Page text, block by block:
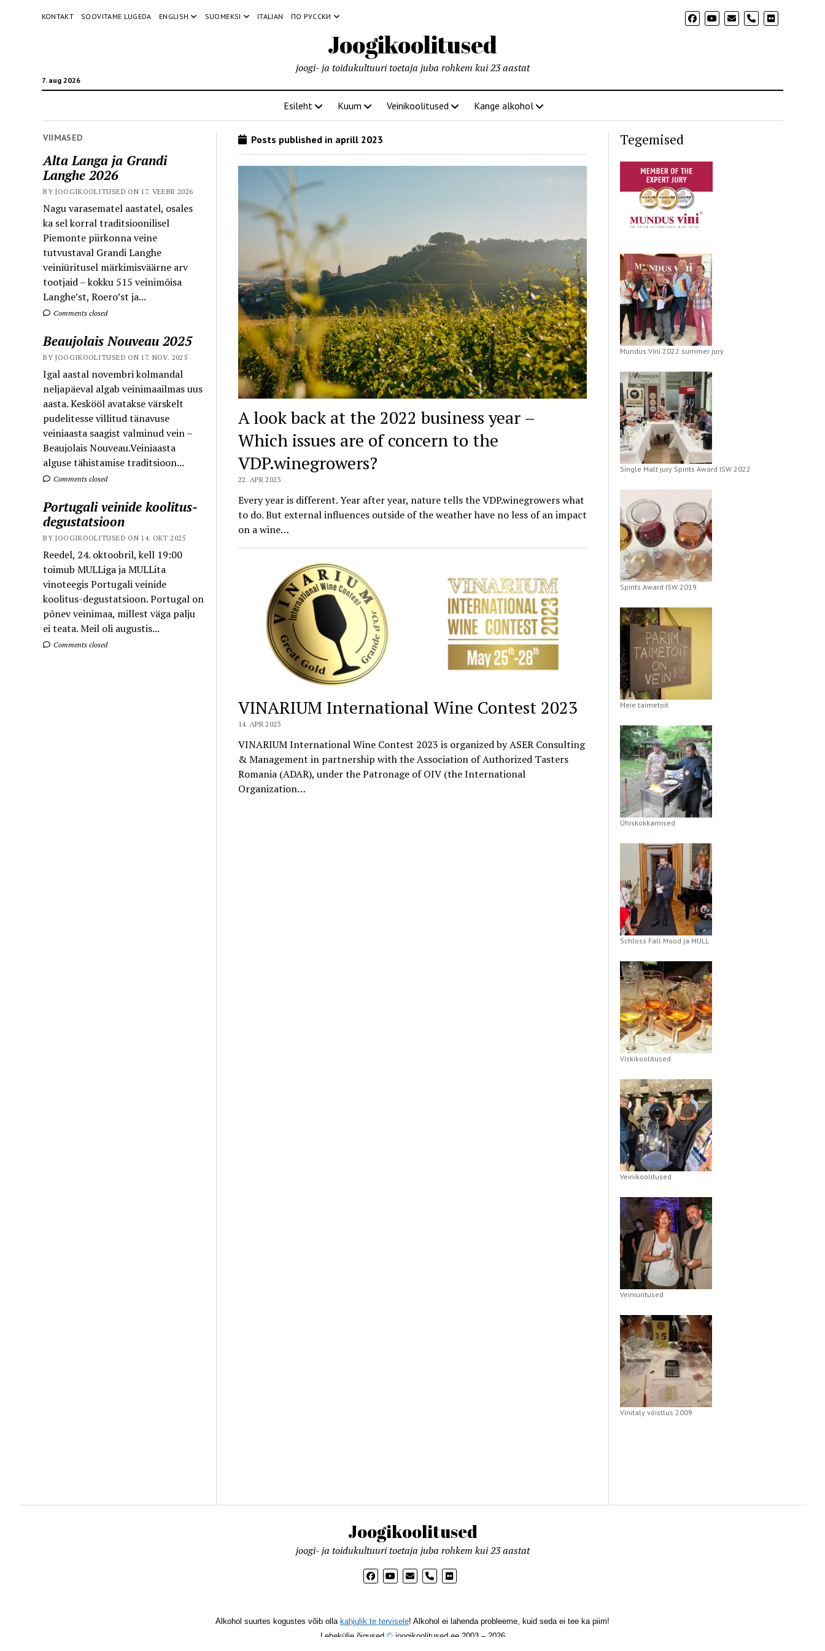
KONTAKT SOOVITAME LUGEDA ENGLISH SUOMEKSI ITALIAN ПО РУССКИ phone
Joogikoolitused
7. aug 2026
joogi- ja toidukultuuri toetaja juba rohkem kui 23 aastat
Esileht Kuum Veinikoolitused Kange alkohol
VIIMASED
Alta Langa ja Grandi
Langhe 2026
BY JOOGIKOOLITUSED ON 17. VEEBR 2026
Nagu varasematel aastatel, osales
ka sel korral traditsioonilisel
Piemonte piirkonna veine
tutvustaval Grandi Langhe
veiniüritusel märkimisväärne arv
tootjaid – kokku 515 veinimõisa
Langhe’st, Roero’st ja...
Comments closed
Beaujolais Nouveau 2025
BY JOOGIKOOLITUSED ON 17. NOV. 2025
Igal aastal novembri kolmandal
neljapäeval algab veinimaailmas uus
aasta. Keskööl avatakse värskelt
pudelitesse villitud tänavuse
veiniaasta saagist valminud vein –
Beaujolais Nouveau.Veiniaasta
alguse tähistamise traditsioon...
Comments closed
Portugali veinide koolitus-
degustatsioon
BY JOOGIKOOLITUSED ON 14. OKT 2025
Reedel, 24. oktoobril, kell 19:00
toimub MULLiga ja MULLita
vinoteegis Portugali veinide
koolitus-degustatsioon. Portugal on
põnev veinimaa, millest väga palju
ei teata. Meil oli augustis...
Comments closed
Posts published in aprill 2023
A look back at the 2022 business year –
Which issues are of concern to the
VDP.winegrowers?
22. APR 2023
Every year is different. Year after year, nature tells the VDP.winegrowers what
to do. But external influences outside of the weather have no less of an impact
on a wine…
VINARIUM International Wine Contest 2023
14. APR 2023
VINARIUM International Wine Contest 2023 is organized by ASER Consulting
& Management in partnership with the Association of Authorized Tasters
Romania (ADAR), under the Patronage of OIV (the International
Organization…
Tegemised
Mundus Vini 2022 summer jury
Single Malt jury Spirits Award ISW 2022
Spirits Award ISW 2019
Meie taimetoit
Ühiskokkamised
Schloss Fall Mood ja MULL
Viskikoolitused
Veinikoolitused
Veiniüritused
Vinitaly võistlus 2009
Joogikoolitused
joogi- ja toidukultuuri toetaja juba rohkem kui 23 aastat
phone
Alkohol suurtes kogustes võib olla kahjulik te tervisele! Alkohol ei lahenda probleeme, kuid seda ei tee ka piim!
Lehekülje õigused ©joogikoolitused.ee 2003 – 2026